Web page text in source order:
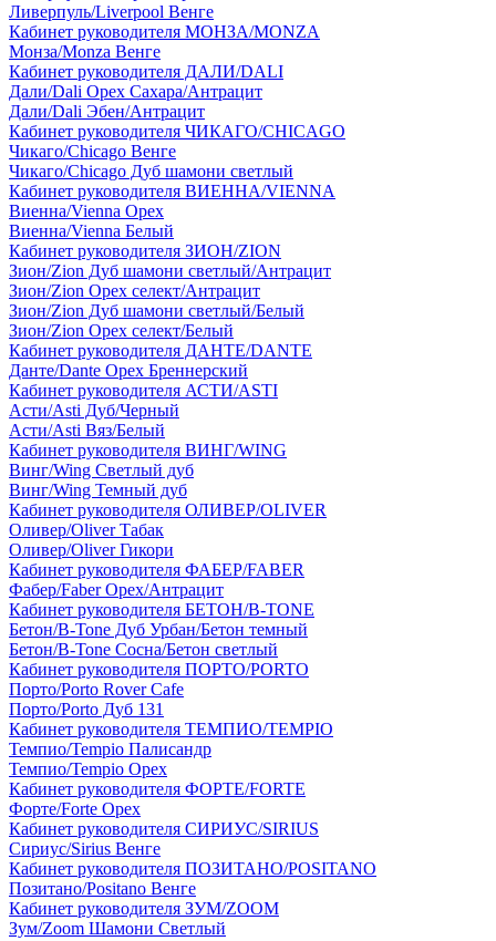
Ливерпуль/Liverpool Венге
Кабинет руководителя МОНЗА/MONZA
Монза/Monza Венге
Кабинет руководителя ДАЛИ/DALI
Дали/Dali Орех Cахара/Антрацит
Дали/Dali Эбен/Антрацит
Кабинет руководителя ЧИКАГО/CHICAGO
Чикаго/Chicago Венге
Чикаго/Chicago Дуб шамони светлый
Кабинет руководителя ВИЕННА/VIENNA
Виенна/Vienna Орех
Виенна/Vienna Белый
Кабинет руководителя ЗИОН/ZION
Зион/Zion Дуб шамони светлый/Антрацит
Зион/Zion Орех селект/Антрацит
Зион/Zion Дуб шамони светлый/Белый
Зион/Zion Орех селект/Белый
Кабинет руководителя ДАНТЕ/DANTE
Данте/Dante Орех Бреннерский
Кабинет руководителя АСТИ/ASTI
Асти/Asti Дуб/Черный
Асти/Asti Вяз/Белый
Кабинет руководителя ВИНГ/WING
Винг/Wing Светлый дуб
Винг/Wing Темный дуб
Кабинет руководителя ОЛИВЕР/OLIVER
Оливер/Oliver Табак
Оливер/Oliver Гикори
Кабинет руководителя ФАБЕР/FABER
Фабер/Faber Орех/Антрацит
Кабинет руководителя БЕТОН/B-TONE
Бетон/B-Tone Дуб Урбан/Бетон темный
Бетон/B-Tone Сосна/Бетон светлый
Кабинет руководителя ПОРТО/PORTO
Порто/Porto Rover Cafe
Порто/Porto Дуб 131
Кабинет руководителя ТЕМПИО/TEMPIO
Темпио/Tempio Палисандр
Темпио/Tempio Орех
Кабинет руководителя ФОРТЕ/FORTE
Форте/Forte Орех
Кабинет руководителя СИРИУС/SIRIUS
Сириус/Sirius Венге
Кабинет руководителя ПОЗИТАНО/POSITANO
Позитано/Positano Венге
Кабинет руководителя ЗУМ/ZOOM
Зум/Zoom Шамони Светлый